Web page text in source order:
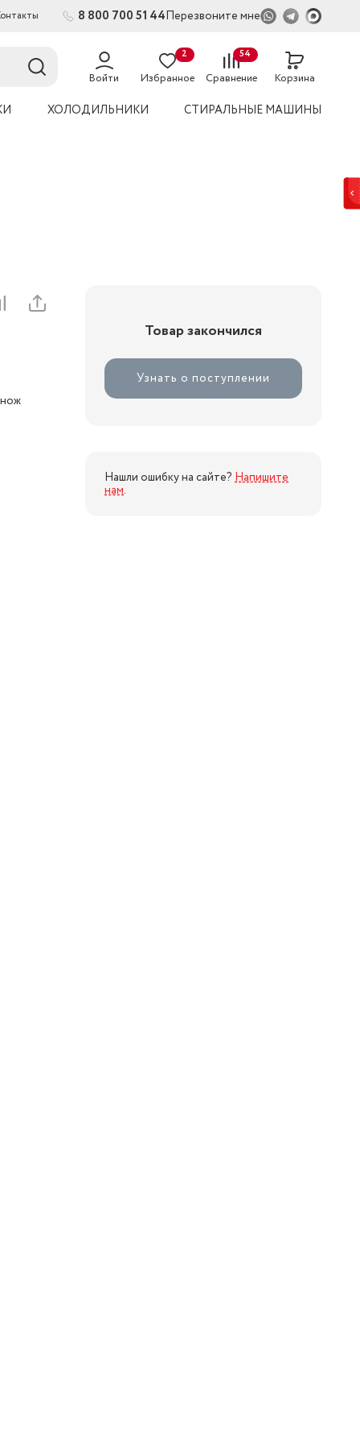
8 800 700 51 44Перезвоните мне
Войти Избранное
2
Сравнение
54
Корзина
ХОЛОДИЛЬНИКИ СТИРАЛЬНЫЕ МАШИНЫ
Товар закончился
Узнать о поступлении
Нашли ошибку на сайте? Напишите
нам.